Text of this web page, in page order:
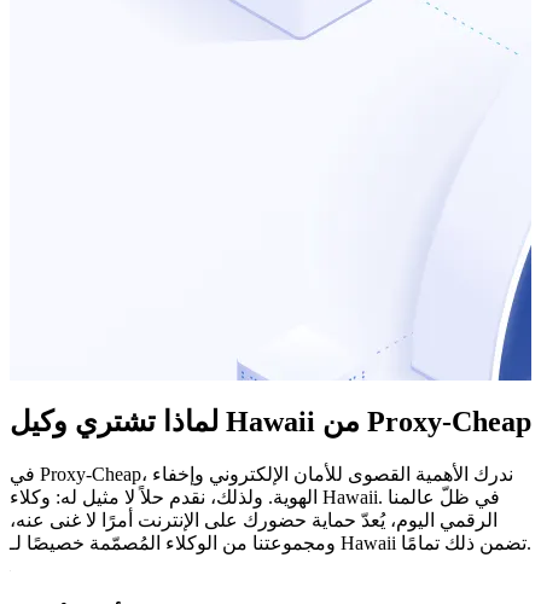
لماذا تشتري وكيل Hawaii من Proxy-Cheap
في Proxy-Cheap، ندرك الأهمية القصوى للأمان الإلكتروني وإخفاء
الهوية. ولذلك، نقدم حلاً لا مثيل له: وكلاء Hawaii. في ظلّ عالمنا
الرقمي اليوم، يُعدّ حماية حضورك على الإنترنت أمرًا لا غنى عنه،
ومجموعتنا من الوكلاء المُصمّمة خصيصًا لـ Hawaii تضمن ذلك تمامًا.